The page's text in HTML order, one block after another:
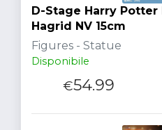
D-Stage Harry Potter
Hagrid NV 15cm
Figures - Statue
Disponibile
€54.99